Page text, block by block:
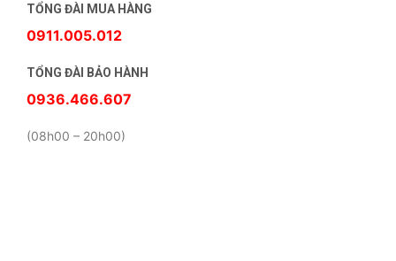
TỔNG ĐÀI MUA HÀNG
0911.005.012
TỔNG ĐÀI BẢO HÀNH
0936.466.607
(08h00 – 20h00)